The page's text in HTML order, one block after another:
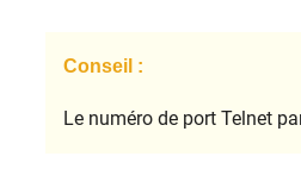
Conseil :
Le numéro de port Telnet